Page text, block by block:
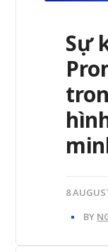
Sự
8
BY